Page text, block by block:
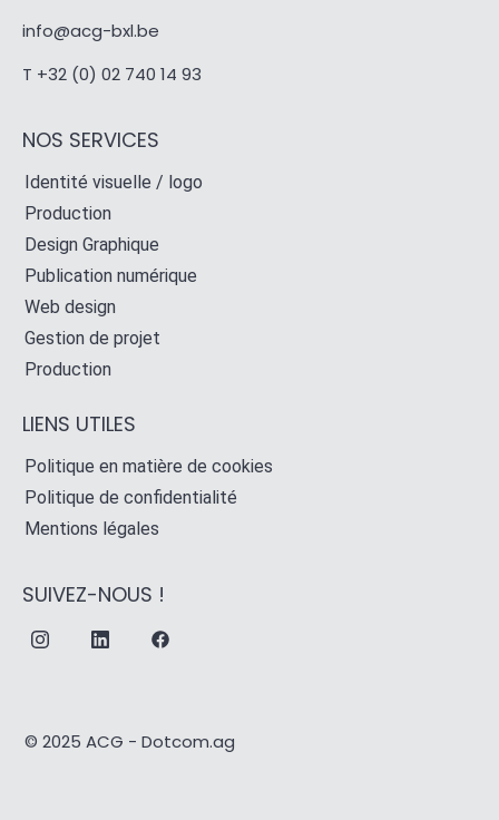
info@acg-bxl.be
T +32 (0) 02 740 14 93
NOS SERVICES
Identité visuelle / logo
Production
Design Graphique
Publication numérique
Web design
Gestion de projet
Production
LIENS UTILES
Politique en matière de cookies
Politique de confidentialité
Mentions légales
SUIVEZ-NOUS !
© 2025 ACG - Dotcom.ag